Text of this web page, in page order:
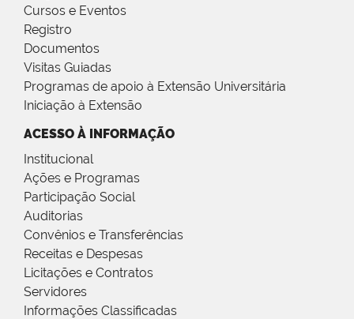
Cursos e Eventos
Registro
Documentos
Visitas Guiadas
Programas de apoio à Extensão Universitária
Iniciação à Extensão
ACESSO À INFORMAÇÃO
Institucional
Ações e Programas
Participação Social
Auditorias
Convênios e Transferências
Receitas e Despesas
Licitações e Contratos
Servidores
Informações Classificadas